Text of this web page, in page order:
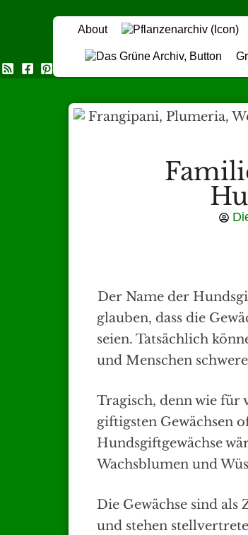
About
Das Grüne Archiv
Der Name der
glauben, dass die
seien. Tatsächlich
und Menschen
Tragisch, denn wie
giftigsten Gewächsen
Hundsgiftgewächse
Wachsblumen und
Die Gewächse sind
und stehen